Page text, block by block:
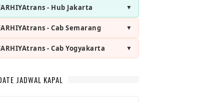
- Hub Jakarta
- Cab Semarang
- Cab Yogyakarta
JADWAL KAPAL